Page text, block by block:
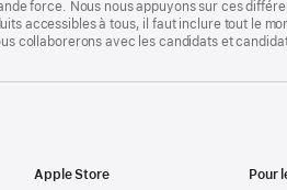
force. Nous nous appuyons sur ces
accessibles à tous, il faut inclure tout le
collaborerons avec les candidats et
Apple Store
Pour